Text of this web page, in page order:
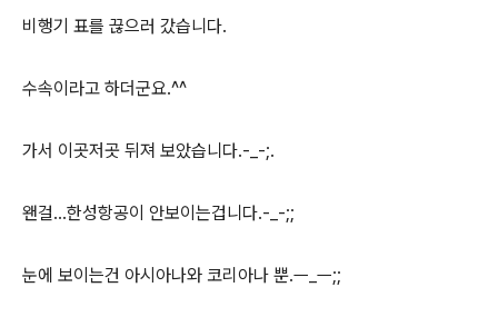
비행기 표를 끊으러 갔습니다.
수속이라고 하더군요.^^
가서 이곳저곳 뒤져 보았습니다.-_-;.
왠걸...한성항공이 안보이는겁니다.-_-;;
눈에 보이는건 아시아나와 코리아나 뿐.ㅡ_ㅡ;;